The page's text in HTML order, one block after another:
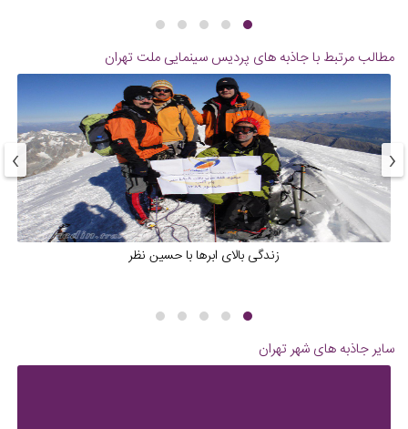
مطالب مرتبط با جاذبه های پردیس سینمایی ملت تهران
زندگی بالای ابرها با حسین نظر
‹
›
سایر جاذبه های شهر تهران